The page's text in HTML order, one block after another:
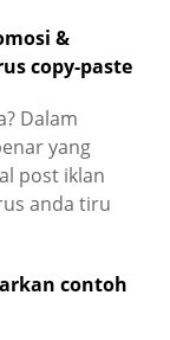
&
copy-paste
Dalam
yang
post iklan
anda tiru
contoh